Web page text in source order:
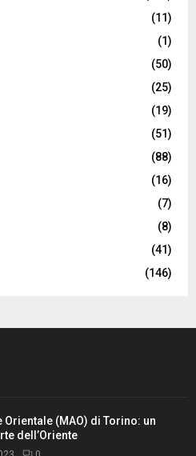
(11)
(1)
(50)
(25)
(19)
(51)
(88)
(16)
(7)
(8)
(41)
(146)
Orientale (MAO) di Torino: un
dell’Oriente